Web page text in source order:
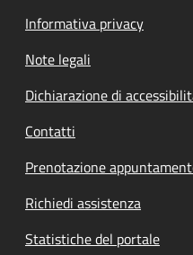
Informativa privacy
Note legali
Dichiarazione di
Contatti
Prenotazione
Richiedi assistenza
Statistiche del portale